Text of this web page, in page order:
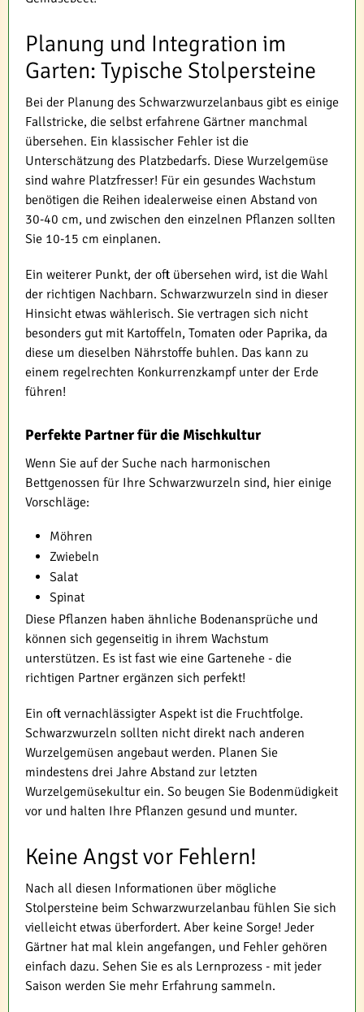
Planung und Integration im
Garten: Typische Stolpersteine
Bei der Planung des Schwarzwurzelanbaus gibt es einige
Fallstricke, die selbst erfahrene Gärtner manchmal
übersehen. Ein klassischer Fehler ist die
Unterschätzung des Platzbedarfs. Diese Wurzelgemüse
sind wahre Platzfresser! Für ein gesundes Wachstum
benötigen die Reihen idealerweise einen Abstand von
30-40 cm, und zwischen den einzelnen Pflanzen sollten
Sie 10-15 cm einplanen.
Ein weiterer Punkt, der oft übersehen wird, ist die Wahl
der richtigen Nachbarn. Schwarzwurzeln sind in dieser
Hinsicht etwas wählerisch. Sie vertragen sich nicht
besonders gut mit Kartoffeln, Tomaten oder Paprika, da
diese um dieselben Nährstoffe buhlen. Das kann zu
einem regelrechten Konkurrenzkampf unter der Erde
führen!
Perfekte Partner für die Mischkultur
Wenn Sie auf der Suche nach harmonischen
Bettgenossen für Ihre Schwarzwurzeln sind, hier einige
Vorschläge:
Möhren
Zwiebeln
Salat
Spinat
Diese Pflanzen haben ähnliche Bodenansprüche und
können sich gegenseitig in ihrem Wachstum
unterstützen. Es ist fast wie eine Gartenehe - die
richtigen Partner ergänzen sich perfekt!
Ein oft vernachlässigter Aspekt ist die Fruchtfolge.
Schwarzwurzeln sollten nicht direkt nach anderen
Wurzelgemüsen angebaut werden. Planen Sie
mindestens drei Jahre Abstand zur letzten
Wurzelgemüsekultur ein. So beugen Sie Bodenmüdigkeit
vor und halten Ihre Pflanzen gesund und munter.
Keine Angst vor Fehlern!
Nach all diesen Informationen über mögliche
Stolpersteine beim Schwarzwurzelanbau fühlen Sie sich
vielleicht etwas überfordert. Aber keine Sorge! Jeder
Gärtner hat mal klein angefangen, und Fehler gehören
einfach dazu. Sehen Sie es als Lernprozess - mit jeder
Saison werden Sie mehr Erfahrung sammeln.